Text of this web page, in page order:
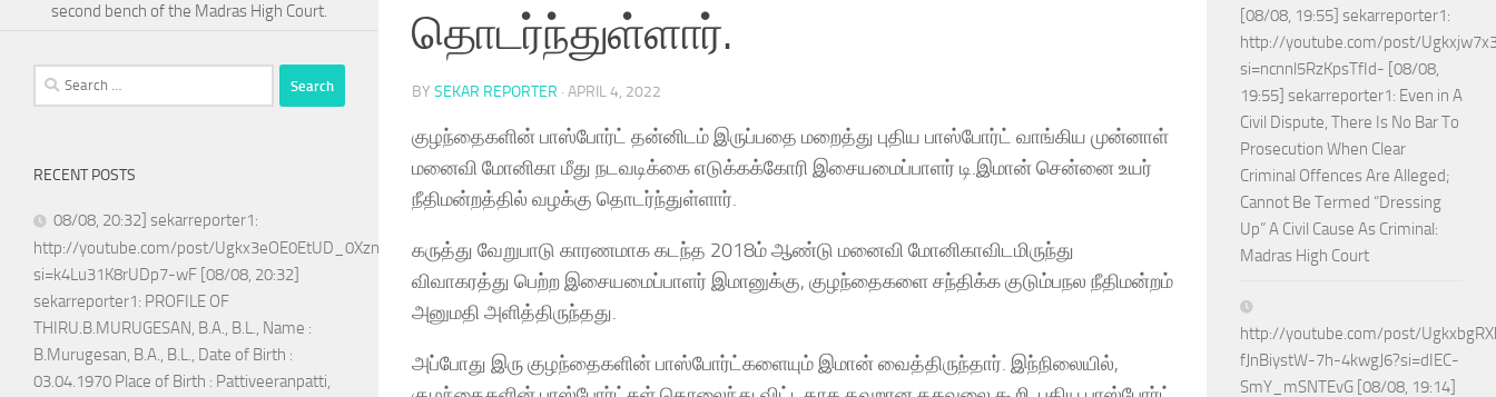
தொடர்ந்துள்ளார்.
BY SEKAR REPORTER · APRIL 4, 2022
குழந்தைகளின் பாஸ்போர்ட் தன்னிடம் இருப்பதை மறைத்து புதிய பாஸ்போர்ட் வாங்கிய முன்னாள்
மனைவி மோனிகா மீது நடவடிக்கை எடுக்கக்கோரி இசையமைப்பாளர் டி.இமான் சென்னை உயர்
நீதிமன்றத்தில் வழக்கு தொடர்ந்துள்ளார்.
கருத்து வேறுபாடு காரணமாக கடந்த 2018ம் ஆண்டு மனைவி மோனிகாவிடமிருந்து
விவாகரத்து பெற்ற இசையமைப்பாளர் இமானுக்கு, குழந்தைகளை சந்திக்க குடும்பநல நீதிமன்றம்
அனுமதி அளித்திருந்தது.
அப்போது இரு குழந்தைகளின் பாஸ்போர்ட்களையும் இமான் வைத்திருந்தார். இந்நிலையில்,
second bench of the Madras High Court.
Search
for:
RECENT POSTS
08/08, 20:32] sekarreporter1:
http://youtube.com/post/Ugkx3eOE0EtUD_0XznZboY9fWW4ASX9EFFAg?
si=k4Lu31K8rUDp7-wF [08/08, 20:32]
sekarreporter1: PROFILE OF
THIRU.B.MURUGESAN, B.A., B.L., Name :
B.Murugesan, B.A., B.L., Date of Birth :
03.04.1970 Place of Birth : Pattiveeranpatti,
[08/08, 19:55] sekarreporter1:
http://youtube.com/post/
si=ncnnl5RzKpsTfId- [08/08,
19:55] sekarreporter1: Even in A
Civil Dispute, There Is No Bar To
Prosecution When Clear
Criminal Offences Are Alleged;
Cannot Be Termed “Dressing
Up” A Civil Cause As Criminal:
Madras High Court
http://youtube.com/post/
fJnBiystW-7h-4kwgJ6?si=dIEC-
SmY_mSNTEvG [08/08, 19:14]